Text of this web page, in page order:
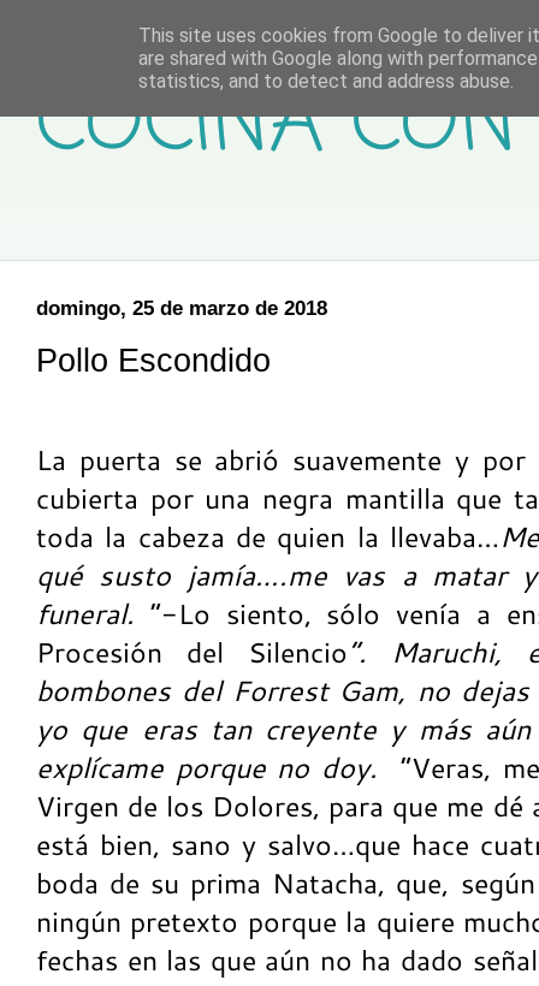
COCINA
domingo, 25 de marzo de 2018
Pollo Escondido
La puerta se abrió suavemente y
cubierta por una negra mantilla que
toda la cabeza de quien la llevaba…
qué susto jamía….me vas a matar
funeral. “-Lo siento, sólo venía a
Procesión del Silencio”. Maruchi,
bombones del Forrest Gam, no
yo que eras tan creyente y más
explícame porque no doy.
“Veras,
Virgen de los Dolores, para que me
está bien, sano y salvo…que hace
boda de su prima Natacha, que,
ningún pretexto porque la quiere
fechas en las que aún no ha dado
This site uses cookies from Google to deliver
are shared with Google along with
statistics, and to detect and address abuse.